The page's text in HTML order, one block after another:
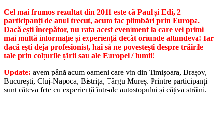
Cel mai frumos rezultat din 2011 este că Paul și Edi, 2
participanți de anul trecut, acum fac plimbări prin Europa.
Dacă ești începător, nu rata acest eveniment la care vei primi
mai multă informație și experiență decât oriunde altundeva! Iar
dacă ești deja profesionist, hai să ne povestești despre trăirile
tale prin colțurile țării sau ale Europei / lumii!
Update: avem până acum oameni care vin din Timișoara, Brașov,
București, Cluj-Napoca, Bistrița, Târgu Mureș. Printre participanți
sunt câteva fete cu experiență într-ale autostopului și câțiva străini.